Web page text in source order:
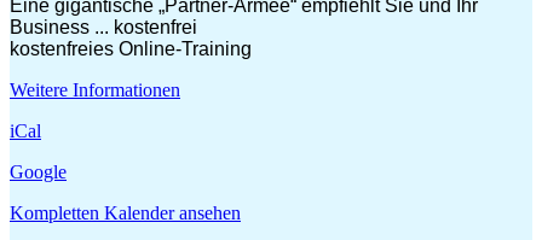
Eine gigantische „Partner-Armee“ empfiehlt Sie und Ihr
Business ... kostenfrei
kostenfreies Online-Training
Weitere Informationen
iCal
Google
Kompletten Kalender ansehen